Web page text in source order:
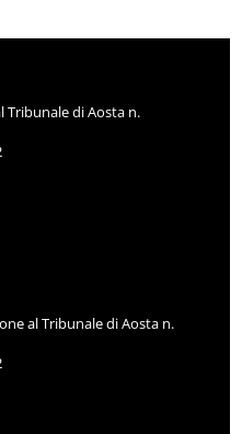
Tribunale di Aosta n.
al Tribunale di Aosta n.